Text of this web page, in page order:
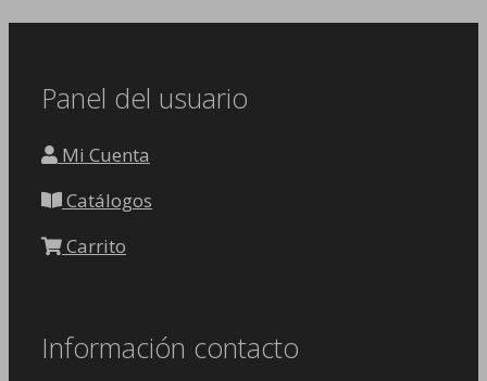
Panel del usuario
Mi Cuenta
Catálogos
Carrito
Información contacto